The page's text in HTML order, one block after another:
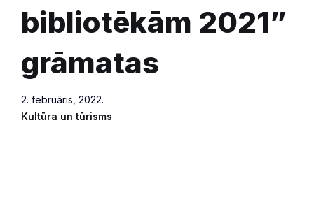
bibliotēkām 2021”
grāmatas
2. februāris, 2022.
Kultūra un tūrisms